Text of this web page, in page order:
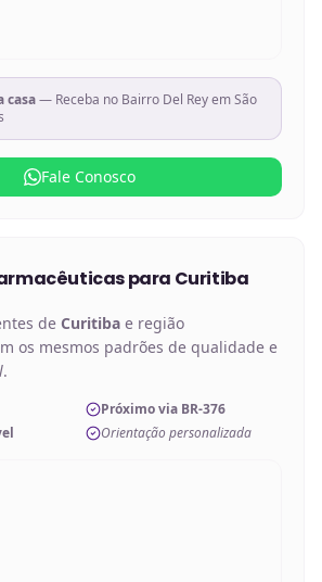
casa— Receba no Bairro Del Rey em São
Fale Conosco
para Curitiba
de Curitiba e região
os mesmos padrões de qualidade e
.
Próximo via BR-376
Orientação personalizada